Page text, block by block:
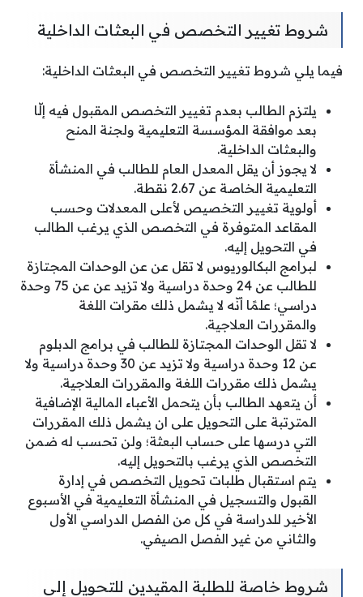
شروط تغيير التخصص في البعثات الداخلية
فيما يلي شروط تغيير التخصص في البعثات الداخلية:
يلتزم الطالب بعدم تغيير التخصص المقبول فيه إلّا
بعد موافقة المؤسسة التعليمية ولجنة المنح
والبعثات الداخلية.
لا يجوز أن يقل المعدل العام للطالب في المنشأة
التعليمية الخاصة عن 2.67 نقطة.
أولوية تغيير التخصيص لأعلى المعدلات وحسب
المقاعد المتوفرة في التخصص الذي يرغب الطالب
في التحويل إليه.
لبرامج البكالوريوس لا تقل عن عن الوحدات المجتازة
للطالب عن 24 وحدة دراسية ولا تزيد عن عن 75 وحدة
دراسي؛ علمًا أنّه لا يشمل ذلك مقرات اللغة
والمقررات العلاجية.
لا تقل الوحدات المجتازة للطالب في برامج الدبلوم
عن 12 وحدة دراسية ولا تزيد عن 30 وحدة دراسية ولا
يشمل ذلك مقررات اللغة والمقررات العلاجية.
أن يتعهد الطالب بأن يتحمل الأعباء المالية الإضافية
المترتبة على التحويل على ان يشمل ذلك المقررات
التي درسها على حساب البعثة؛ ولن تحسب له ضمن
التخصص الذي يرغب بالتحويل إليه.
يتم استقبال طلبات تحويل التخصص في إدارة
القبول والتسجيل في المنشأة التعليمية في الأسبوع
الأخير للدراسة في كل من الفصل الدراسي الأول
والثاني من غير الفصل الصيفي.
شروط خاصة للطلبة المقيدين للتحويل إلى